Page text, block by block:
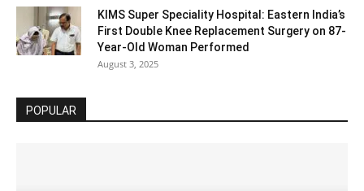
KIMS Super Speciality Hospital: Eastern India’s
First Double Knee Replacement Surgery on 87-
Year-Old Woman Performed
August 3, 2025
POPULAR